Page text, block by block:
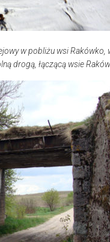
w pobliżu wsi
drogą, łączącą wsie